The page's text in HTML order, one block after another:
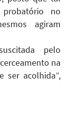
no
agiram
pelo
na
ser acolhida”,